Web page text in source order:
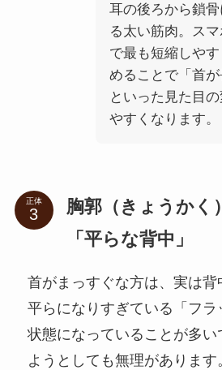
耳の後ろから鎖
る太い筋肉。ス
で最も短縮しや
めることで「首が
といった見た目
やすくなります。
正体
胸郭（きょうかく
「平らな背中」
首がまっすぐな方は、実は背
平らになりすぎている「フラ
状態になっていることが多
ようとしても無理があります